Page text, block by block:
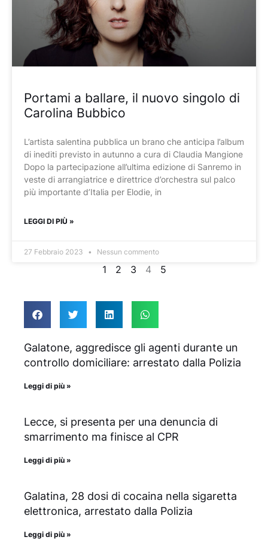
Portami a ballare, il nuovo singolo di
Carolina Bubbico
L’artista salentina pubblica un brano che anticipa l’album
di inediti previsto in autunno a cura di Claudia Mangione
Dopo la partecipazione all’ultima edizione di Sanremo in
veste di arrangiatrice e direttrice d’orchestra sul palco
più importante d’Italia per Elodie, in
LEGGI DI PIÙ »
27 Febbraio 2023 Nessun commento
1 2 3 4 5
Galatone, aggredisce gli agenti durante un
controllo domiciliare: arrestato dalla Polizia
Leggi di più »
Lecce, si presenta per una denuncia di
smarrimento ma finisce al CPR
Leggi di più »
Galatina, 28 dosi di cocaina nella sigaretta
elettronica, arrestato dalla Polizia
Leggi di più »